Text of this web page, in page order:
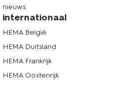
nieuws
internationaal
HEMA België
HEMA Duitsland
HEMA Frankrijk
HEMA Oostenrijk